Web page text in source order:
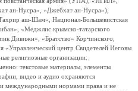
ан-Нусра», «Джебхат ан-Нусра»),
аш-Шам», Национал-Большевистская
«Меджлис крымско-татарского
Дивижн», «Братство» Корчинского,
«Управленческий центр Свидетелей Иеговы
религиозные организации.
текстовые материалы, элементы
видео и аудио охраняются
и международными нормами права и не